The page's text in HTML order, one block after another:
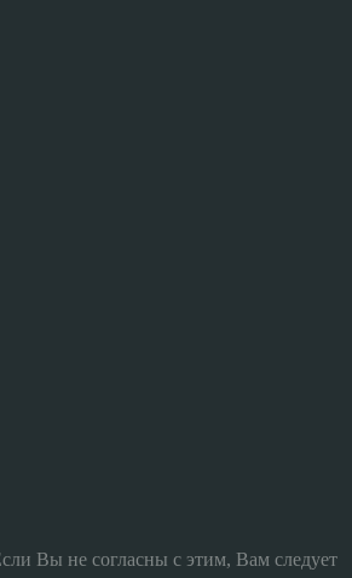
Вы не согласны с этим, Вам следует